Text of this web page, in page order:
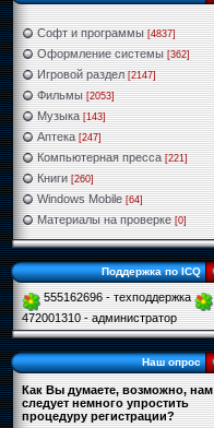
Софт и программы [4837]
Оформление системы [362]
Игровой раздел [2147]
Фильмы [2053]
Музыка [143]
Аптека [247]
Компьютерная пресса [221]
Книги [260]
Windows Mobile [64]
Материалы на проверке [0]
Поддержка по ICQ
555162696 - техподдержка
472001310 - администратор
Наш опрос
Как Вы думаете, возможно, нам
следует немного упростить
процедуру регистрации?